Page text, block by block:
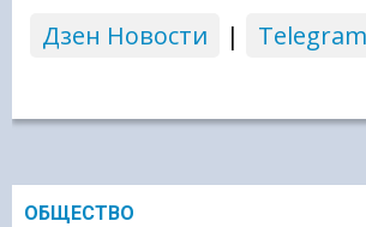
Дзен Новости
| Telegram
ОБЩЕСТВО